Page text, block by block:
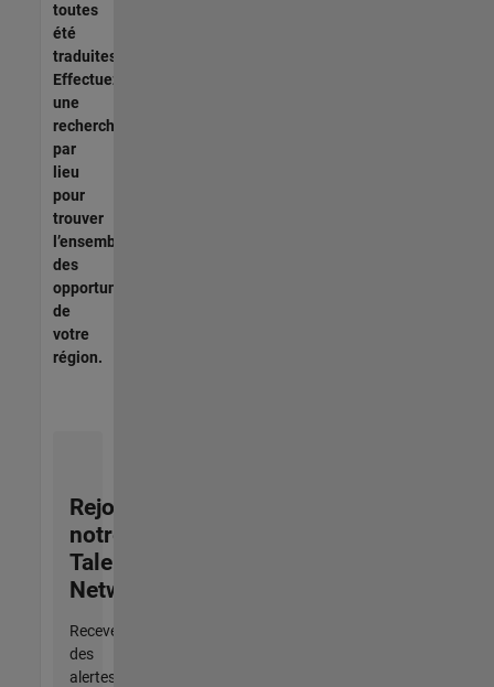
toutes
été
traduites.
Effectuez
une
recherche
par
lieu
pour
trouver
l’ensemble
des
opportunités
de
votre
région.
Rejoignez
notre
Talent
Network
Recevez
des
alertes